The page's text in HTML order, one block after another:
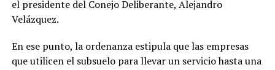
el presidente del Conejo Deliberante, Alejandro
Velázquez.
En ese punto, la ordenanza estipula que las empresas
que utilicen el subsuelo para llevar un servicio hasta una